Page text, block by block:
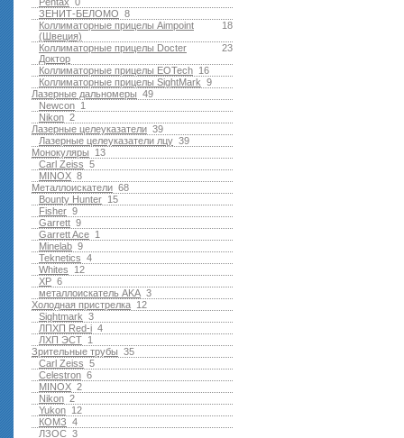
8
ЗЕНИТ-БЕЛОМО
18
Коллиматорные прицелы Aimpoint
(Швеция)
23
Коллиматорные прицелы Docter
Доктор
16
Коллиматорные прицелы EOTech
9
Коллиматорные прицелы SightMark
49
Лазерные дальномеры
1
Newcon
2
Nikon
39
Лазерные целеуказатели
39
Лазерные целеуказатели лцу
13
Монокуляры
5
Carl Zeiss
8
MINOX
68
Металлоискатели
15
Bounty Hunter
9
Fisher
9
Garrett
1
Garrett Ace
9
Minelab
4
Teknetics
12
Whites
6
XP
3
металлоискатель AKA
12
Холодная пристрелка
3
Sightmark
4
ЛПХП Red-i
1
ЛХП ЭСТ
35
Зрительные трубы
5
Carl Zeiss
6
Celestron
2
MINOX
2
Nikon
12
Yukon
4
КОМЗ
3
ЛЗОС